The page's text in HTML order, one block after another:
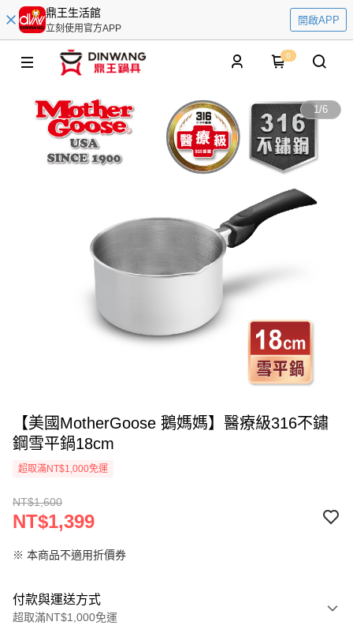
鼎王生活館
立刻使用官方APP
開啟APP
0
1/6
【美國MotherGoose 鵝媽媽】醫療級316不鏽
鋼雪平鍋18cm
超取滿NT$1,000免運
NT$1,600
NT$1,399
※ 本商品不適用折價券
付款與運送方式
超取滿NT$1,000免運